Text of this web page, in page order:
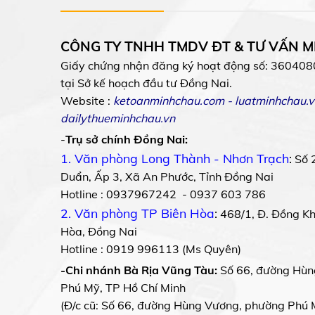
CÔNG TY TNHH TMDV ĐT & TƯ VẤN
Giấy chứng nhận đăng ký hoạt động số:
tại Sở kế hoạch đầu tư Đồng Nai.
Website : ketoanminhchau.com-
dailythueminhchau.vn
-Trụ sở chính Đồng Nai:
1. Văn phòng Long Thành - Nhơn Trạch: Số
Duẩn, Ấp 3, Xã An Phước, Tỉnh Đồng Nai
Hotline : 0937967242 - 0937 603 786
2. Văn phòng TP Biên Hòa: 468/1, Đ. Đồng
Hòa, Đồng Nai
Hotline : 0919 996113 (Ms Quyên)
-Chi nhánh Bà Rịa Vũng Tàu: Số 66, đường
Phú Mỹ, TP Hồ Chí Minh
(Đ/c cũ: Số 66, đường Hùng Vương, phường Phú